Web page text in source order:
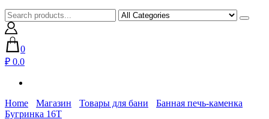
0
₽ 0.0
Home Магазин Товары для бани
Банная печь-каменка
Бугринка 16Т